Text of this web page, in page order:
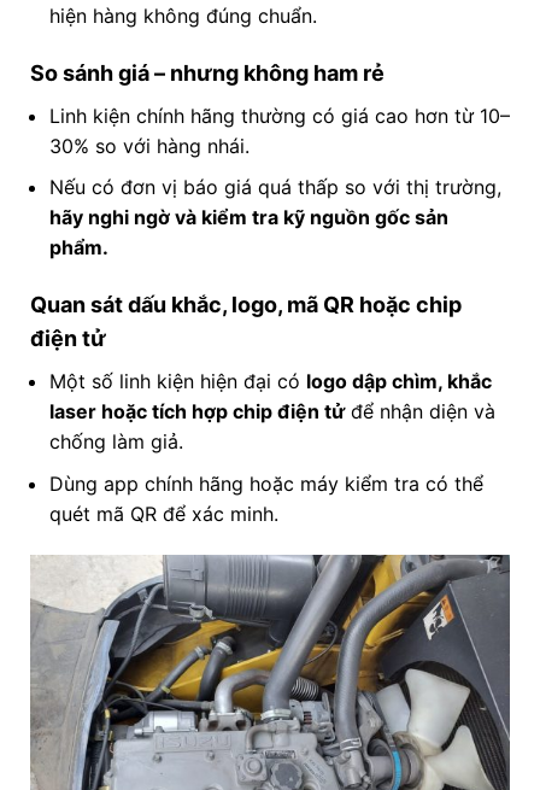
hiện hàng không đúng chuẩn.
So sánh giá – nhưng không ham rẻ
Linh kiện chính hãng thường có giá cao hơn từ 10–
30% so với hàng nhái.
Nếu có đơn vị báo giá quá thấp so với thị trường,
hãy nghi ngờ và kiểm tra kỹ nguồn gốc sản
phẩm.
Quan sát dấu khắc, logo, mã QR hoặc chip
điện tử
Một số linh kiện hiện đại có logo dập chìm, khắc
laser hoặc tích hợp chip điện tửđể nhận diện và
chống làm giả.
Dùng app chính hãng hoặc máy kiểm tra có thể
quét mã QR để xác minh.